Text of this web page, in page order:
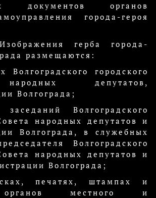
документов органов
города-героя
герба города-
размещаются:
городского
депутатов,
Волгограда;
Волгоградского
народных депутатов и
Волгограда, в служебных
Волгоградского
народных депутатов и
Волгограда;
печатях, штампах и
местного и